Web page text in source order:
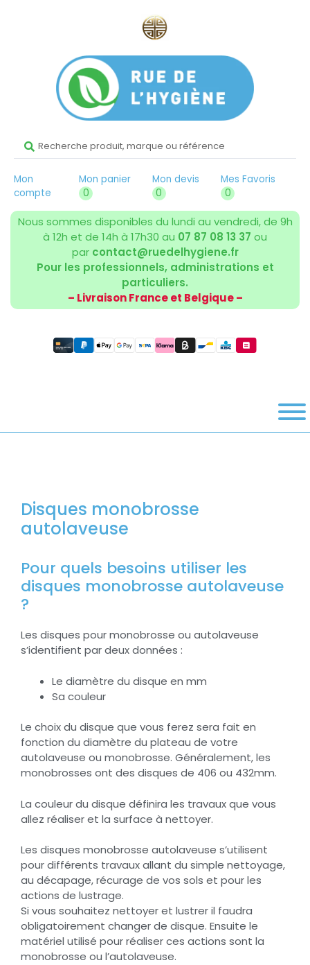
Mon
compte
Mon panier
0
Mon devis
0
Mes Favoris
0
Nous sommes disponibles du lundi au vendredi, de 9h
à 12h et de 14h à 17h30 au 07 87 08 13 37 ou
par contact@ruedelhygiene.fr
Pour les professionnels, administrations et
particuliers.
– Livraison France et Belgique –
Disques monobrosse
autolaveuse
Pour quels besoins utiliser les
disques monobrosse autolaveuse
?
Les disques pour monobrosse ou autolaveuse
s’identifient par deux données :
Le diamètre du disque en mm
Sa couleur
Le choix du disque que vous ferez sera fait en
fonction du diamètre du plateau de votre
autolaveuse ou monobrosse. Généralement, les
monobrosses ont des disques de 406 ou 432mm.
La couleur du disque définira les travaux que vous
allez réaliser et la surface à nettoyer.
Les disques monobrosse autolaveuse s’utilisent
pour différents travaux allant du simple nettoyage,
au décapage, récurage de vos sols et pour les
actions de lustrage.
Si vous souhaitez nettoyer et lustrer il faudra
obligatoirement changer de disque. Ensuite le
matériel utilisé pour réaliser ces actions sont la
monobrosse ou l’autolaveuse.